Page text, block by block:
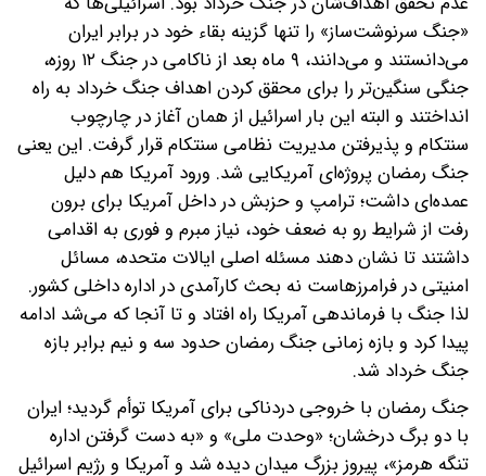
«جنگ سرنوشت‌ساز» را تنها گزینه بقاء خود در برابر ایران
می‌دانستند و می‌دانند‌، ۹ ماه بعد از ناکامی در جنگ ۱۲ روزه‌،
جنگی سنگین‌تر را برای محقق کردن اهداف جنگ خرداد به راه
انداختند و البته این بار اسرائیل از همان آغاز در چارچوب
سنتکام و پذیرفتن مدیریت نظامی سنتکام قرار گرفت. این یعنی
جنگ رمضان پروژه‌ای آمریکایی شد. ورود آمریکا هم دلیل
عمده‌ای داشت؛ ترامپ و حزبش در داخل آمریکا برای برون
رفت از شرایط رو به ضعف خود‌، نیاز مبرم و فوری به اقدامی
داشتند تا نشان دهند مسئله اصلی ایالات متحده‌، مسائل
امنیتی در فرامرزهاست نه بحث کارآمدی در اداره داخلی کشور.
لذا جنگ با فرماندهی آمریکا راه افتاد و تا آنجا که می‌شد ادامه
پیدا کرد و بازه زمانی جنگ رمضان حدود سه و نیم برابر بازه
جنگ خرداد شد.
جنگ رمضان با خروجی دردناکی برای آمریکا توأم گردید؛ ایران
با دو برگ درخشان؛ «وحدت ملی» و «به دست گرفتن اداره
تنگه هرمز»‌، پیروز بزرگ میدان دیده شد و آمریکا و رژیم اسرائیل